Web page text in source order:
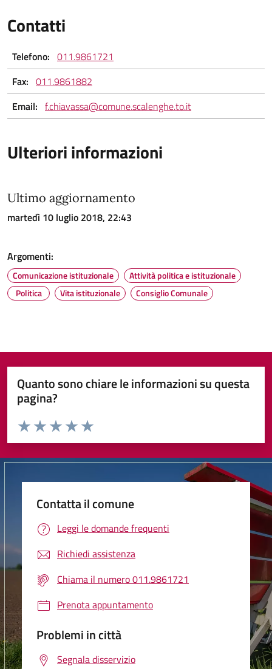
Contatti
Telefono: 011.9861721
Fax: 011.9861882
Email: f.chiavassa@comune.scalenghe.to.it
Ulteriori informazioni
Ultimo aggiornamento
martedì 10 luglio 2018, 22:43
Argomenti:
Comunicazione istituzionale
Attività politica e istituzionale
Politica
Vita istituzionale Consiglio Comunale
Quanto sono chiare le informazioni su questa
pagina?
Valuta da 1 a 5 stelle la pagina
Valuta 5 stelle su 5
Valuta 4 stelle su 5
Valuta 3 stelle su 5
Valuta 2 stelle su 5
Valuta 1 stelle su 5
Contatta il comune
Leggi le domande frequenti
Richiedi assistenza
Chiama il numero 011.9861721
Prenota appuntamento
Problemi in città
Segnala disservizio